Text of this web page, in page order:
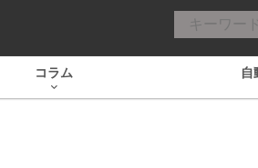
コラム 自